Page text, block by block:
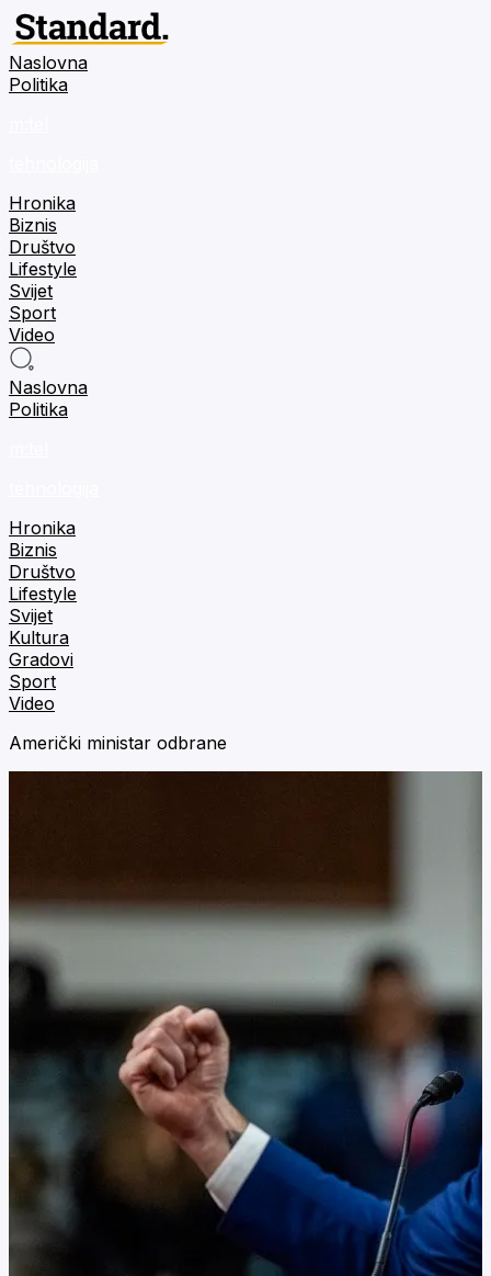
Naslovna
Politika
Hronika
Biznis
Društvo
Lifestyle
Svijet
Sport
Video
Naslovna
Politika
Hronika
Biznis
Društvo
Lifestyle
Svijet
Kultura
Gradovi
Sport
Video
Američki ministar odbrane